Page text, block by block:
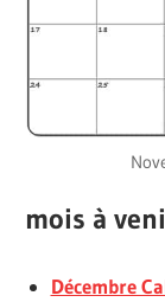
mois à
Décembre